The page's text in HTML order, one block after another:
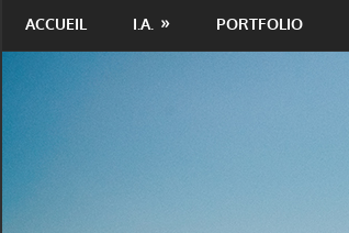
ACCUEIL I.A. PORTFOLIO